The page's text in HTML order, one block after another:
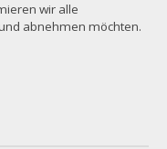
wir alle
abnehmen möchten.